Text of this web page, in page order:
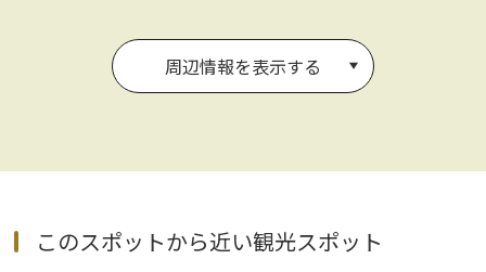
周辺情報を表示する
このスポットから近い観光スポット